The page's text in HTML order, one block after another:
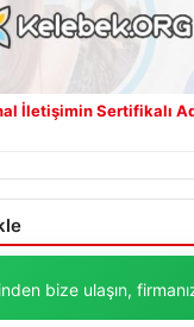
İletişimin Sertifikalı
bize ulaşın,